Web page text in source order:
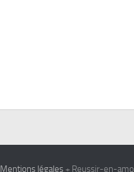
Mentions légales + Reussir-en-